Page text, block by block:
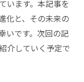
います。本記事を
化と、その未来の
いです。次回の記
介していく予定で